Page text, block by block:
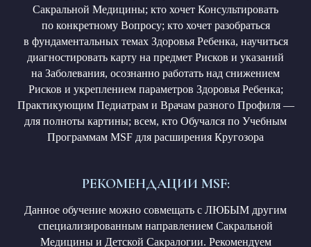
Сакральной Медицины; кто хочет Консультировать
по конкретному Вопросу; кто хочет разобраться
в фундаментальных темах Здоровья Ребенка, научиться
диагностировать карту на предмет Рисков и указаний
на Заболевания, осознанно работать над снижением
Рисков и укреплением параметров Здоровья Ребенка;
Практикующим Педиатрам и Врачам разного Профиля —
для полноты картины; всем, кто Обучался по Учебным
Программам MSF для расширения Кругозора
РЕКОМЕНДАЦИИ MSF:
Данное обучение можно совмещать с ЛЮБЫМ другим
специализированным направлением Сакральной
Медицины и Детской Сакралогии. Рекомендуем